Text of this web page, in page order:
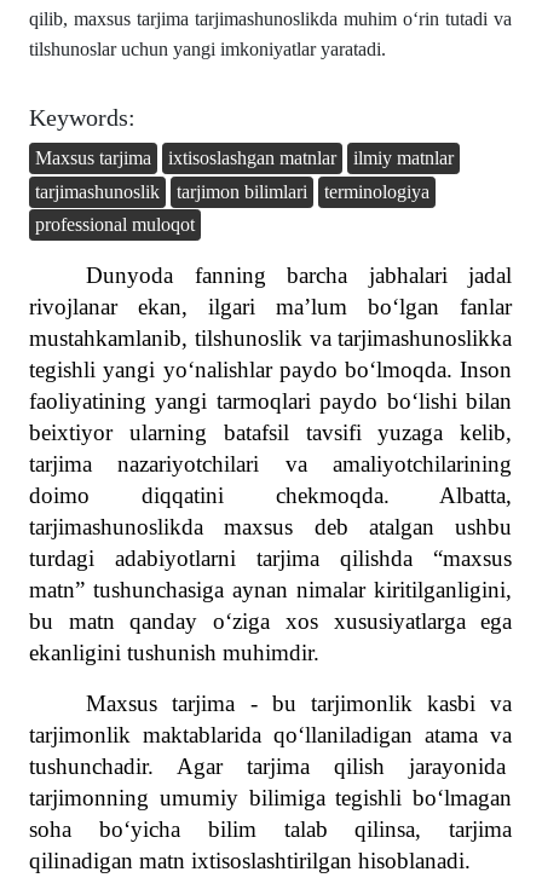
qilib, maxsus tarjima tarjimashunoslikda muhim o‘rin tutadi va
tilshunoslar uchun yangi imkoniyatlar yaratadi.
Keywords:
Maxsus tarjima ixtisoslashgan matnlar
ilmiy matnlar
tarjimashunoslik
tarjimon bilimlari
terminologiya
professional muloqot
Dunyoda fanning barcha jabhalari jadal
rivojlanar ekan, ilgari ma’lum bo‘lgan fanlar
mustahkamlanib, tilshunoslik va tarjimashunoslikka
tegishli yangi yo‘nalishlar paydo bo‘lmoqda. Inson
faoliyatining yangi tarmoqlari paydo bo‘lishi bilan
beixtiyor ularning batafsil tavsifi yuzaga kelib,
tarjima nazariyotchilari va amaliyotchilarining
doimo diqqatini chekmoqda. Albatta,
tarjimashunoslikda maxsus deb atalgan ushbu
turdagi adabiyotlarni tarjima qilishda “maxsus
matn” tushunchasiga aynan nimalar kiritilganligini,
bu matn qanday o‘ziga xos xususiyatlarga ega
ekanligini tushunish muhimdir.
Maxsus tarjima - bu tarjimonlik kasbi va
tarjimonlik maktablarida qoʻllaniladigan atama va
tushunchadir. Agar tarjima qilish jarayonida
tarjimonning umumiy bilimiga tegishli bo‘lmagan
soha bo‘yicha bilim talab qilinsa, tarjima
qilinadigan matn ixtisoslashtirilgan hisoblanadi.